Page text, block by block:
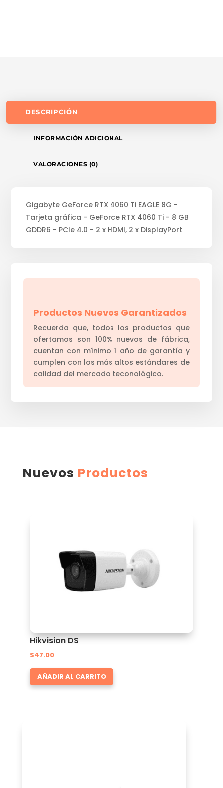
DESCRIPCIÓN
INFORMACIÓN ADICIONAL
VALORACIONES (0)
Gigabyte GeForce RTX 4060 Ti EAGLE 8G -
Tarjeta gráfica - GeForce RTX 4060 Ti - 8 GB
GDDR6 - PCIe 4.0 - 2 x HDMI, 2 x DisplayPort
Productos Nuevos Garantizados
Recuerda que, todos los productos que
ofertamos son 100% nuevos de fábrica,
cuentan con mínimo 1 año de garantía y
cumplen con los más altos estándares de
calidad del mercado teconológico.
Nuevos Productos
Hikvision DS
$47.00
AÑADIR AL CARRITO